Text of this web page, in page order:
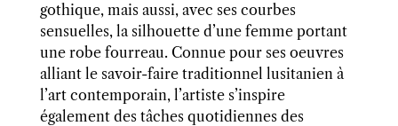
gothique, mais aussi, avec ses courbes
sensuelles, la silhouette d’une femme portant
une robe fourreau. Connue pour ses oeuvres
alliant le savoir-faire traditionnel lusitanien à
l’art contemporain, l’artistes’inspire
également des tâches quotidiennes des